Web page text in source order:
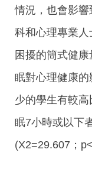
情況，也會影
科和心理專業
困擾的簡式健
眠對心理健康
少的學生有較
眠7小時或以下
(X2=29.607；